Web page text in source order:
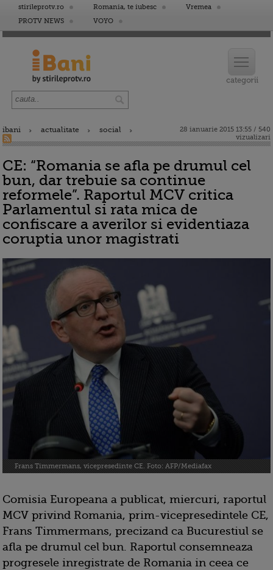
stirileprotv.ro Romania, te iubesc
Vremea
PROTV NEWS
VOYO
ibani actualitate social
28 ianuarie 2015 13:55 / 540
vizualizari
CE: “Romania se afla pe drumul cel
bun, dar trebuie sa continue
reformele”. Raportul MCV critica
Parlamentul si rata mica de
confiscare a averilor si evidentiaza
coruptia unor magistrati
Frans Timmermans, vicepresedinte CE. Foto: AFP/Mediafax
Comisia Europeana a publicat, miercuri, raportul
MCV privind Romania, prim-vicepresedintele CE,
Frans Timmermans, precizand ca Bucurestiul se
afla pe drumul cel bun. Raportul consemneaza
progresele inregistrate de Romania in ceea ce